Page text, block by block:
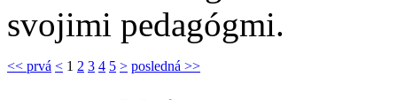
svojimi pedagógmi.
<< prvá < 1 2 3 4 5 > posledná >>